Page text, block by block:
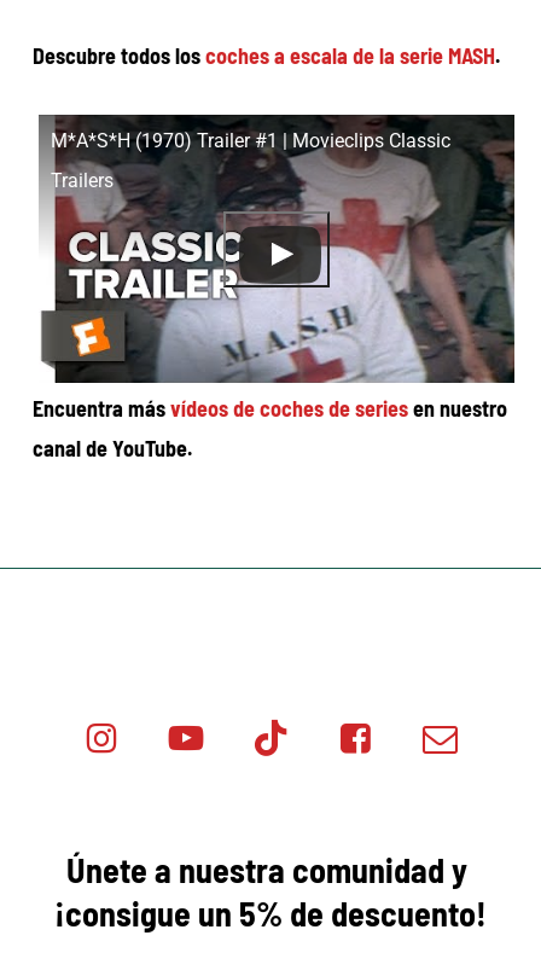
Descubre todos loscoches a escala de la serie MASH.
M*A*S*H (1970) Trailer #1 | Movieclips Classic
Trailers
Encuentra másvídeos de coches de seriesen nuestro
canal de YouTube.
Minicar Tok
Minicar Minicar
Únete a nuestra comunidad y
¡consigue un 5% de descuento!